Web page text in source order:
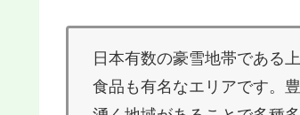
日本有数の豪雪地帯である
食品も有名なエリアです。